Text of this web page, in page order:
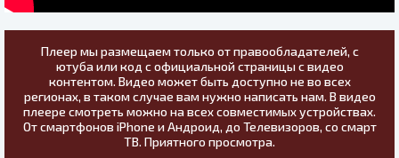
Плеер мы размещаем только от правообладателей, с
ютуба или код с официальной страницы с видео
контентом. Видео может быть доступно не во всех
регионах, в таком случае вам нужно написать нам. В видео
плеере смотреть можно на всех совместимых устройствах.
От смартфонов iPhone и Андроид, до Телевизоров, со смарт
ТВ. Приятного просмотра.